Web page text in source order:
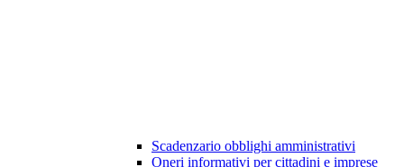
Scadenzario obblighi amministrativi
Oneri informativi per cittadini e imprese